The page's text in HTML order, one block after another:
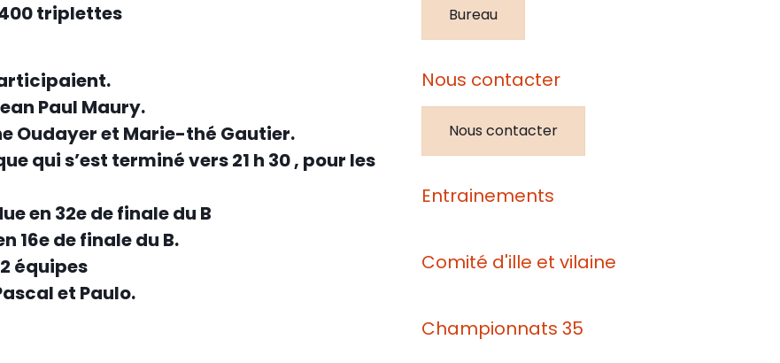
triplettes
Paul Maury.
Oudayer et Marie-thé Gautier.
qui s’est terminé vers 21 h 30 , pour les
en 32e de finale du B
16e de finale du B.
équipes
et Paulo.
Bureau
Nous contacter
Nous contacter
Entrainements
Comité d'ille et vilaine
Championnats 35